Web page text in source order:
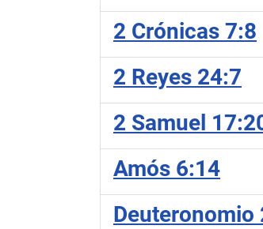
2 Crónicas 7:8
2 Reyes 24:7
2 Samuel
Amós 6:14
Deuteronomio